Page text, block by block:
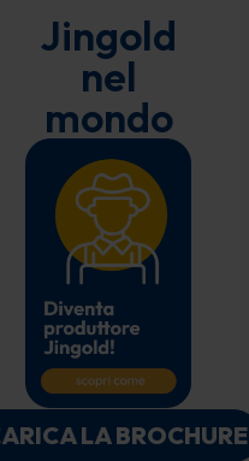
Jingold
nel
mondo
LA BROCHURE